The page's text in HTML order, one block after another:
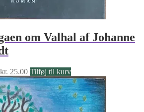
om Valhal af Johanne
Den
oprindelige
pris
var:
kr. 50.00.
kr. 25.00Den
aktuelle
pris
er:
kr. 25.00.
Tilføj til kurv